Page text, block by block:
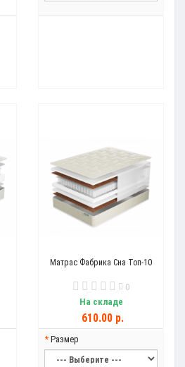
Матрас Фабрика Сна Топ-10
0
На складе
610.00 р.
Размер